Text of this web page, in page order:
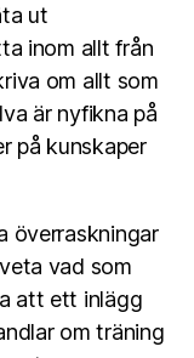
ut
inom allt från
om allt som
är nyfikna på
på kunskaper
överraskningar
vad som
att ett inlägg
om träning